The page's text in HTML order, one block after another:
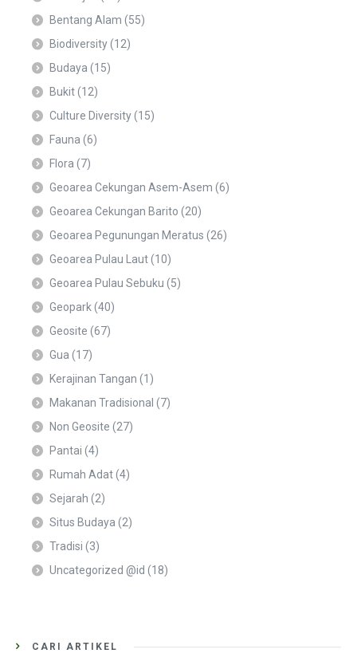
Bentang Alam (55)
Biodiversity(12)
Budaya (15)
Bukit(12)
Culture Diversity(15)
Fauna (6)
Flora (7)
Geoarea Cekungan Asem-Asem (6)
Geoarea Cekungan Barito (20)
Geoarea Pegunungan Meratus (26)
Geoarea Pulau Laut(10)
Geoarea Pulau Sebuku (5)
Geopark (40)
Geosite (67)
Gua (17)
Kerajinan Tangan (1)
Makanan Tradisional (7)
Non Geosite (27)
Pantai (4)
Rumah Adat(4)
Sejarah (2)
Situs Budaya (2)
Tradisi (3)
Uncategorized @id (18)
CARI ARTIKEL